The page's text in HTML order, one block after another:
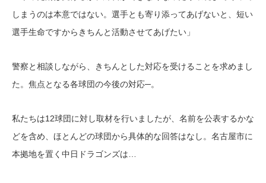
しまうのは本意ではない。選手とも寄り添ってあげないと、短い
選手生命ですからきちんと活動させてあげたい」
警察と相談しながら、きちんとした対応を受けることを求めまし
た。焦点となる各球団の今後の対応─。
私たちは12球団に対し取材を行いましたが、名前を公表するかな
どを含め、ほとんどの球団から具体的な回答はなし。名古屋市に
本拠地を置く中日ドラゴンズは…